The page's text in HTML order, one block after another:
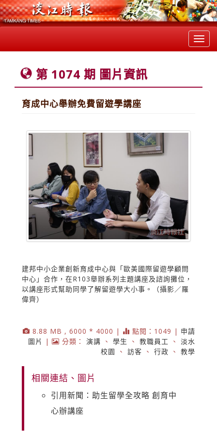
第 1074 期 圖片資訊
育成中心舉辦免費留遊學講座
建邦中小企業創新育成中心與「歐美國際留遊學顧問
中心」合作，在R103舉辦系列主題講座及諮詢攤位，
以講座形式幫助同學了解留遊學大小事。（攝影／羅
偉齊）
8.88 MB , 6000 * 4000 | 點閱：1049 | 申請
圖片
| 分類： 演講 、 學生 、 教職員工 、 淡水
校園
、 訪客 、 行政 、 教學
相關連結、圖片
引用新聞：助生留學全攻略 創育中
心辦講座